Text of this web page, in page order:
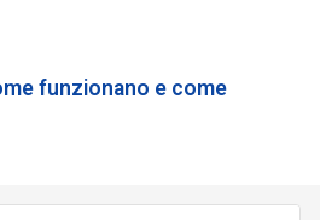
funzionano e come